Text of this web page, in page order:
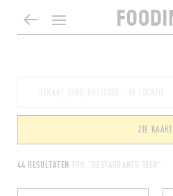
44 RESULTATEN FOR "RESTAURANTS 1050"
ZIE KAART